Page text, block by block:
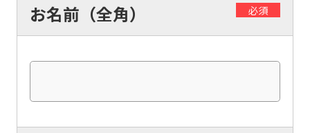
お名前（全角） 必須